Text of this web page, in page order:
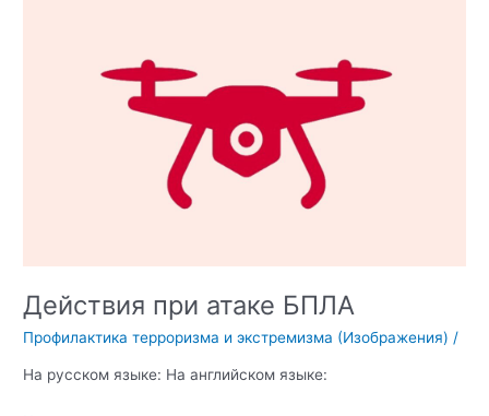
Действия при атаке БПЛА
Профилактика терроризма и экстремизма (Изображения) /
На русском языке: На английском языке: